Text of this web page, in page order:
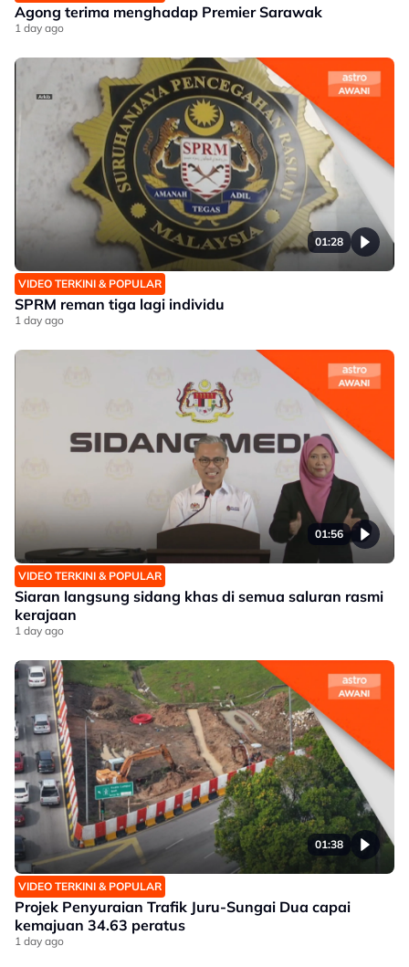
Agong terima menghadap Premier Sarawak
1 day ago
01:28
VIDEO TERKINI & POPULAR
SPRM reman tiga lagi individu
1 day ago
01:56
VIDEO TERKINI & POPULAR
Siaran langsung sidang khas di semua saluran rasmi
kerajaan
1 day ago
01:38
VIDEO TERKINI & POPULAR
Projek Penyuraian Trafik Juru-Sungai Dua capai
kemajuan 34.63 peratus
1 day ago